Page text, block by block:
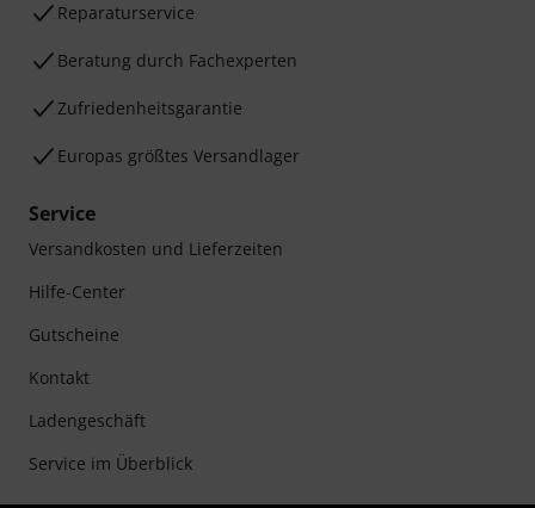
Reparaturservice
Beratung durch Fachexperten
Zufriedenheitsgarantie
Europas größtes Versandlager
Service
Versandkosten und Lieferzeiten
Hilfe-Center
Gutscheine
Kontakt
Ladengeschäft
Service im Überblick